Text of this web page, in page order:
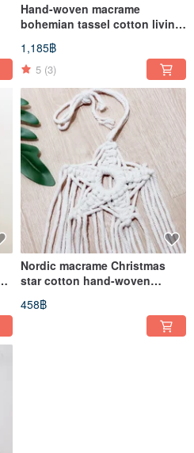
Hand-woven macrame
bohemian tassel cotton living
room bedroom decoration
hanging wall hanging fabric
1,185฿
5 (3)
Nordic macrame Christmas
star cotton hand-woven
bedroom decoration hanging
tapestry wall hanging
458฿